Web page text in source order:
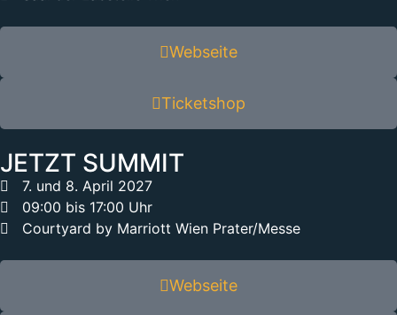
Webseite
Ticketshop
JETZT SUMMIT
7. und 8. April 2027
09:00 bis 17:00 Uhr
Courtyard by Marriott Wien Prater/Messe
Webseite